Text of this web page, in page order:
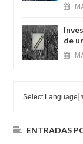
de
Select Language
ENTRADAS